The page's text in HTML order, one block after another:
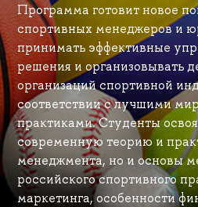
Программа готовит новое
спортивных менеджеров и
принимать эффективные
решения и организовывать
организаций спортивной
соответствии с лучшими
практиками. Студенты
современную теорию и
менеджмента, но и основы
российского спортивного
маркетинга, особенности